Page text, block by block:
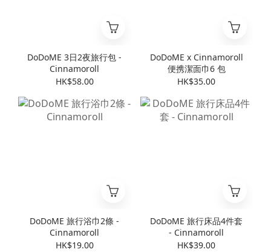
DoDoME 3日2夜旅行包 -
Cinnamoroll
HK$58.00
DoDoME x Cinnamoroll
便携潔面巾6 包
HK$35.00
DoDoME 旅行浴巾2條 -
Cinnamoroll
HK$19.00
DoDoME 旅行床品4件套
- Cinnamoroll
HK$39.00